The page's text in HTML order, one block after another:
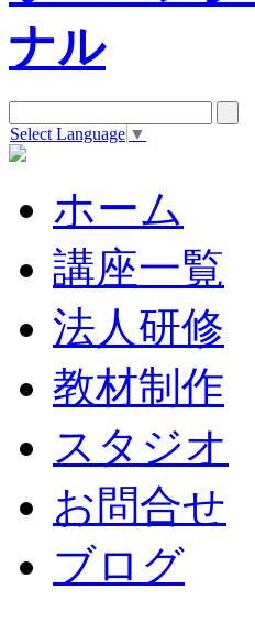
Select Language ▼
ホーム
講座一覧
法人研修
教材制作
スタジオ
お問合せ
ブログ